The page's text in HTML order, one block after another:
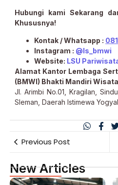
Hubungi kami Sekarang
Khususnya!
Kontak / Whatsapp :
Instagram : @ls_bmwi
Website: LSU
Alamat Kantor Lembaga
(BMWI) Bhakti Mandiri
Jl. Arimbi No.01, Kragilan,
Sleman, Daerah Istimewa
Previous Post
New Articles